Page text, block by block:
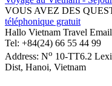
VOUS AVEZ DES
téléphonique gratuit
Hallo Vietnam Travel
Tel: +84(24) 66 55 44 99
Address: No 10-TT6.2
Dist, Hanoi, Vietnam